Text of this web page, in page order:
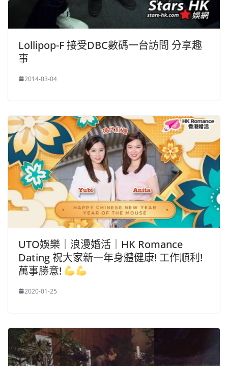
Lollipop-F 接受DBC數碼一台訪問 分享趣
事
2014-03-04
UTO娛樂｜浪漫婚活｜HK Romance
Dating 祝大家新一年身體健康! 工作順利!
萬事勝意!
2020-01-25